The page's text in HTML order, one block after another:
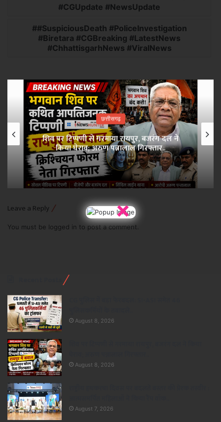
#CGUpdate #NewsUpdate
#SuspiciousDeath #PoliceInvestigation
#Biretara #CGBreaking #LatestNews
#ChhattisgarhNews #ViralNews
छत्तीसगढ़
शिव पर टिप्पणी से गरमाया रायपुर, बजरंग दल ने
किया घेराव; अरुण पन्नालाल गिरफ्तार..
Leave a Reply
You must be logged in to post a comment.
×
August 8, 2026
August 8, 2026
August 7, 2026